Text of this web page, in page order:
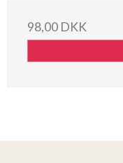
98,00 DKK